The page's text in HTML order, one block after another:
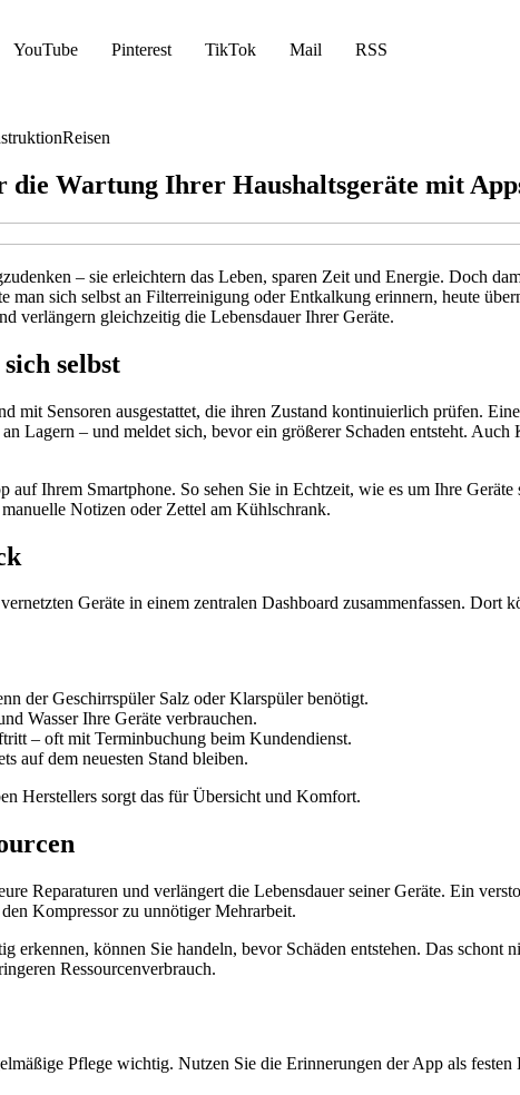
YouTube Pinterest TikTok Mail RSS
Reisen
die Wartung Ihrer Haushaltsgeräte mit
– sie erleichtern das Leben, sparen Zeit und Energie. Doch
man sich selbst an Filterreinigung oder Entkalkung erinnern, heute
verlängern gleichzeitig die Lebensdauer Ihrer Geräte.
selbst
mit Sensoren ausgestattet, die ihren Zustand kontinuierlich prüfen.
Lagern – und meldet sich, bevor ein größerer Schaden entsteht.
auf Ihrem Smartphone. So sehen Sie in Echtzeit, wie es um Ihre
Notizen oder Zettel am Kühlschrank.
Geräte in einem zentralen Dashboard zusammenfassen. Dort
der Geschirrspüler Salz oder Klarspüler benötigt.
Wasser Ihre Geräte verbrauchen.
– oft mit Terminbuchung beim Kundendienst.
auf dem neuesten Stand bleiben.
Herstellers sorgt das für Übersicht und Komfort.
Reparaturen und verlängert die Lebensdauer seiner Geräte. Ein
Kompressor zu unnötiger Mehrarbeit.
erkennen, können Sie handeln, bevor Schäden entstehen. Das
Ressourcenverbrauch.
Pflege wichtig. Nutzen Sie die Erinnerungen der App als